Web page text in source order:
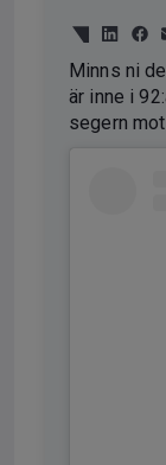
Minns ni
är inne i
segern